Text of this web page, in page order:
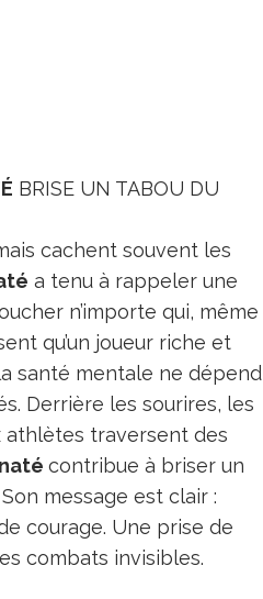
BRISE UN TABOU DU
cachent souvent les
a tenu à rappeler une
n’importe qui, même
qu’un joueur riche et
santé mentale ne dépend
Derrière les sourires, les
athlètes traversent des
contribue à briser un
message est clair :
courage. Une prise de
combats invisibles.